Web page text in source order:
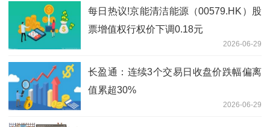
每日热议!京能清洁能源（00579.HK）股
票增值权行权价下调0.18元
2026-06-29
长盈通：连续3个交易日收盘价跌幅偏离
值累超30%
2026-06-29